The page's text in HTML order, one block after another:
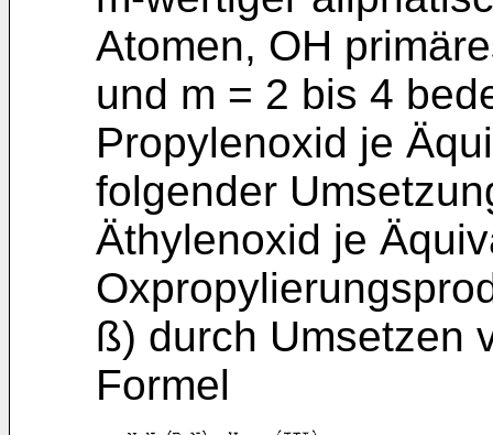
Atomen, OH
und m = 2 bis 4
Propylenoxid je
folgender
Äthylenoxid je
ß) durch Umsetzen
Formel